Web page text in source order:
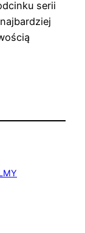
serii